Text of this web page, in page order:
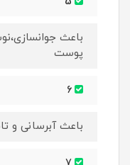
باعث
پوست
باعث آبرسانی و